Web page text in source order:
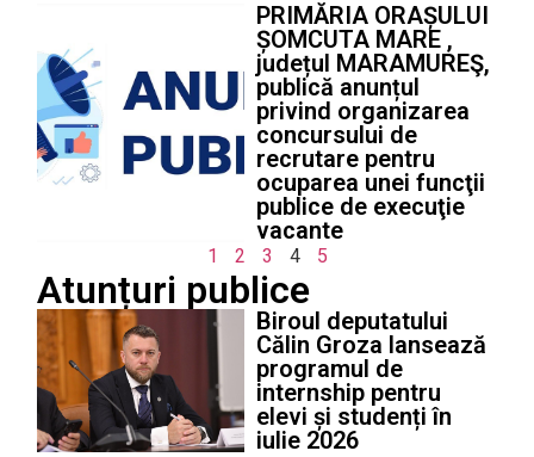
PRIMĂRIA ORAȘULUI
ȘOMCUTA MARE ,
județul MARAMUREŞ,
publică anunțul
privind organizarea
concursului de
recrutare pentru
ocuparea unei funcţii
publice de execuţie
vacante
1 2 3 4 5
Atunțuri publice
Biroul deputatului
Călin Groza lansează
programul de
internship pentru
elevi și studenți în
iulie 2026